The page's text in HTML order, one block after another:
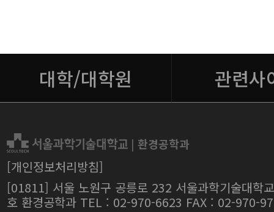
| 환경공학과
[개인정보처리방침]
[01811] 서울 노원구 공릉로 232 서울과학기술대학
호 환경공학과 TEL : 02-970-6623 FAX : 02-970-
대학/대학원 관련사